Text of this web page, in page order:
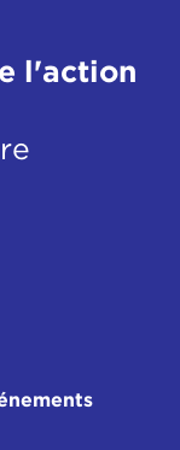
l'action